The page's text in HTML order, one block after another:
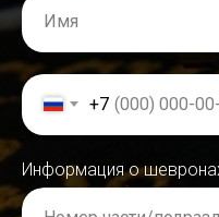
Имя
+7
Информация о